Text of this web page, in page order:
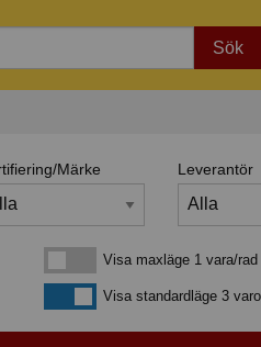
Sök
Märke Leverantör
Visa maxläge 1 vara/rad
Visa maxläge 1 vara/rad
Visa standardlägeVisa standardläge 3